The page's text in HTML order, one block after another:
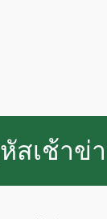
สเช้าข่